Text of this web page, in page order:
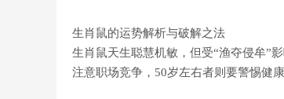
生肖鼠的运势解析与破解之法
生肖鼠天生聪慧机敏，但受“渔夺侵牟”
注意职场竞争，50岁左右者则要警惕健康